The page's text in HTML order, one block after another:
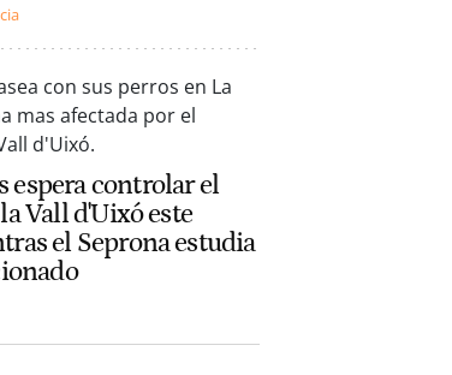
espera controlar el
Vall d'Uixó este
el Seprona estudia